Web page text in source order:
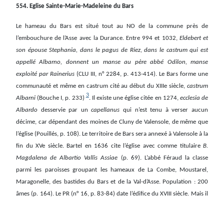
554. Eglise Sainte-Marie-Madeleine du Bars
Le hameau du Bars est situé tout au NO de la commune près de
l’embouchure de l’Asse avec la Durance. Entre 994 et 1032, Eldebert et
son épouse Stephania, dans le pagus de Riez, dans le castrum qui est
appellé Albarno, donnent un manse au père abbé Odilon, manse
exploité par Rainerius (CLU III, n° 2284, p. 413-414). Le Bars forme une
communauté et même en castrum cité au début du XIIIe siècle, castrum
Albarni (Bouche I, p. 233)3. Il existe une église citée en 1274, ecclesia de
Albardo desservie par uncapellanus qui n’est tenu à verser aucun
décime, car dépendant des moines de Cluny de Valensole, de même que
l’église (Pouillés, p. 108). Le territoire de Bars sera annexé à Valensole à la
fin du XVe siècle. Bartel en 1636 cite l’église avec comme titulaire B.
Magdalena de Albartio Vallis Assiae
(p. 69). L’abbé Féraud la classe
parmi les paroisses groupant les hameaux de La Combe, Moustarel,
Maragonelle, des bastides du Bars et de la Val-d’Asse. Population : 200
âmes (p. 164). Le PR (n° 16, p. 83-84) date l’édifice du XVIII siècle. Mais il